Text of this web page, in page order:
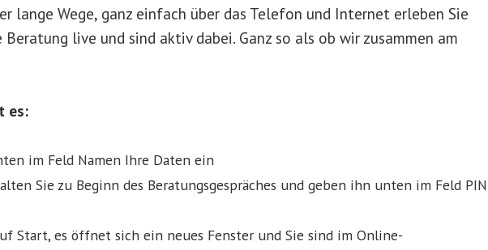
lange Wege, ganz einfach über das Telefon und Internet erleben Sie
Beratung live und sind aktiv dabei. Ganz so als ob wir zusammen am
es:
im Feld Namen Ihre Daten ein
Sie zu Beginn des Beratungsgespräches und geben ihn unten im Feld PIN
Start, es öffnet sich ein neues Fenster und Sie sind im Online-